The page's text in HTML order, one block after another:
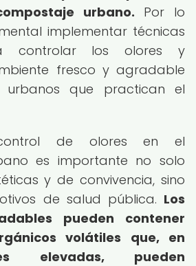
urbano. Por lo
implementar técnicas
controlar los olores y
fresco y agradable
urbanos que practican el
de olores en el
es importante no solo
y de convivencia, sino
de salud pública. Los
pueden contener
volátiles que, en
elevadas, pueden